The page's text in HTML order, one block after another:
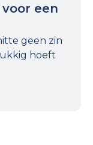
een
geen zin
hoeft